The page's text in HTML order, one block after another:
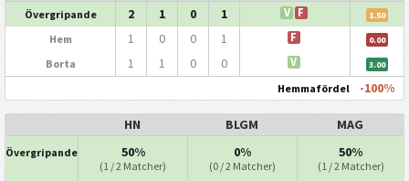
Övergripande 2 1 0 1 V F 1.50
Hem 1 0 0 1 F 0.00
Borta 1 1 0 0 V 3.00
Hemmafördel -100%
HN BLGM MAG
Övergripande 50%
(1 / 2 Matcher)
0%
(0 / 2 Matcher)
50%
(1 / 2 Matcher)